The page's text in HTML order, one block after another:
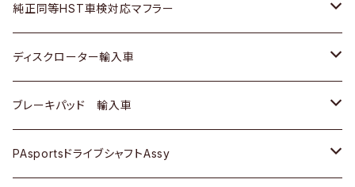
スバル
三菱
スバル
ダイハツ
マツダ
三菱
スバル
ダイハツ
マツダ
三菱
スバル
いすゞ
ダイハツ
マツダ
三菱
スズキ
日産
ダイハツ
マツダ
ホンダ
スズキ
日産
ダイハツ
ホンダ
スズキ
日産
ダイハツ
純正同等HST車検対応マフラー
トヨタ
ホンダ
スズキ
ディスクローター輸入車
ＡＵＤＩ
ＢＥＮＺ
ブレーキパッド 輸入車
ＢＥＮＺ
PAsportsドライブシャフトAssy